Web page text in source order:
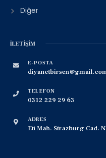
Diğer
İLETIŞIM
E-POSTA
TELEFON
0312 229 29 63
ADRES
Eti Mah. Strazburg Cad.